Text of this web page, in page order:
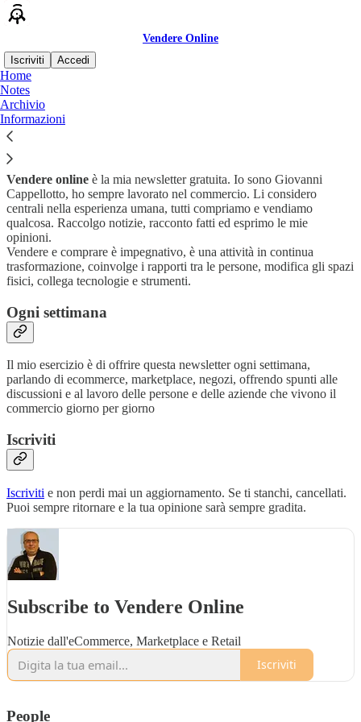
Vendere Online
Iscriviti
Accedi
Home
Notes
Archivio
Informazioni
Perché iscriversi?
Vendere online è la mia newsletter gratuita. Io sono Giovanni
Cappellotto, ho sempre lavorato nel commercio. Li considero
centrali nella esperienza umana, tutti compriamo e vendiamo
qualcosa. Raccolgo notizie, racconto fatti ed esprimo le mie
opinioni.
Vendere e comprare è impegnativo, è una attività in continua
trasformazione, coinvolge i rapporti tra le persone, modifica gli spazi
fisici, collega tecnologie e strumenti.
Ogni settimana
Il mio esercizio è di offrire questa newsletter ogni settimana,
parlando di ecommerce, marketplace, negozi, offrendo spunti alle
discussioni e al lavoro delle persone e delle aziende che vivono il
commercio giorno per giorno
Iscriviti
Iscriviti e non perdi mai un aggiornamento. Se ti stanchi, cancellati.
Puoi sempre ritornare e la tua opinione sarà sempre gradita.
Subscribe to Vendere Online
Notizie dall'eCommerce, Marketplace e Retail
Iscriviti
People